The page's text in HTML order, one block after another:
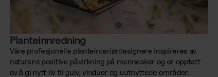
Planteinnredning
Våre profesjonelle planteinteriørdesignere inspireres av
naturens positive påvirkning på mennesker og er opptatt
av å gi nytt liv til gulv, vinduer og uutnyttede områder.